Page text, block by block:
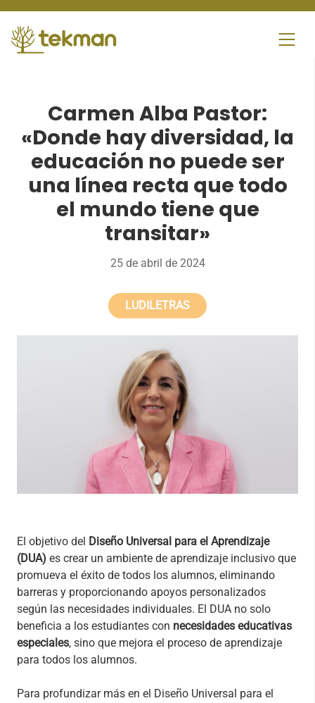
content
Carmen Alba Pastor:
«Donde hay diversidad, la
educación no puede ser
una línea recta que todo
el mundo tiene que
transitar»
25 de abril de 2024
LUDILETRAS
El objetivo del Diseño Universal para el Aprendizaje
(DUA) es crear un ambiente de aprendizaje inclusivo que
promueva el éxito de todos los alumnos, eliminando
barreras y proporcionando apoyos personalizados
según las necesidades individuales. El DUA no solo
beneficia a los estudiantes con necesidades educativas
especiales, sino que mejora el proceso de aprendizaje
para todos los alumnos.
Para profundizar más en el Diseño Universal para el